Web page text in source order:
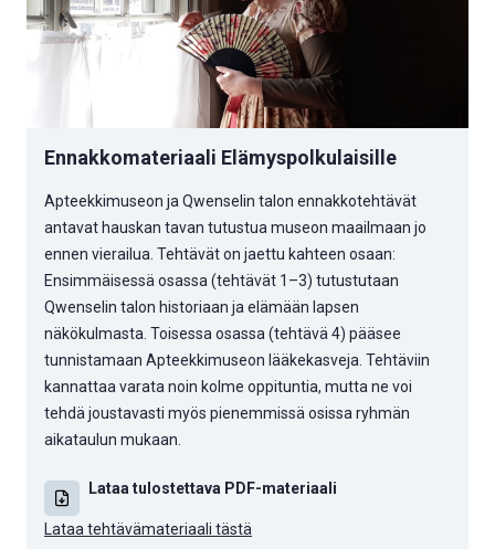
Ennakkomateriaali Elämyspolkulaisille
Apteekkimuseon ja Qwenselin talon ennakkotehtävät
antavat hauskan tavan tutustua museon maailmaan jo
ennen vierailua. Tehtävät on jaettu kahteen osaan:
Ensimmäisessä osassa (tehtävät 1–3) tutustutaan
Qwenselin talon historiaan ja elämään lapsen
näkökulmasta. Toisessa osassa (tehtävä 4) pääsee
tunnistamaan Apteekkimuseon lääkekasveja. Tehtäviin
kannattaa varata noin kolme oppituntia, mutta ne voi
tehdä joustavasti myös pienemmissä osissa ryhmän
aikataulun mukaan.
Lataa tulostettava PDF-materiaali
Lataa tehtävämateriaali tästä